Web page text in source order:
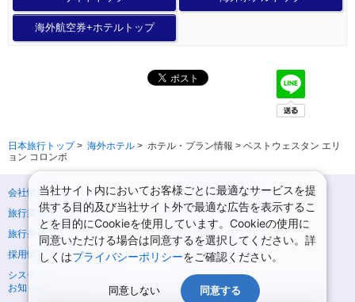
海外航空券+ホテルトップ
日本旅行トップ> 海外ホテル > ホテル・プラン情報 > ベストウェスタン エリ
ョン コロンボ
会社情報
プライバシーポリシー
旅行業登録票・約款
規約集
旅行条件書
ニュースリリース
採用情報
サイトマップ
システムメンテナンスの
お知らせ
当社サイト内においてお客様ごとに最適なサービスを提
供する目的及び当社サイト外で最適な広告を表示するこ
とを目的にCookieを使用しています。Cookieの使用に
同意いただける場合は同意するを選択してください。詳
しくはプライバシーポリシーをご確認ください。
同意しない 同意する